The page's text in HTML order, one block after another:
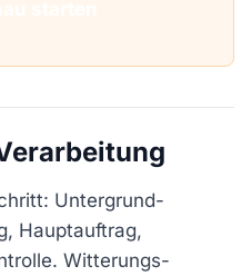
Untergrund-
Hauptauftrag,
Witterungs-